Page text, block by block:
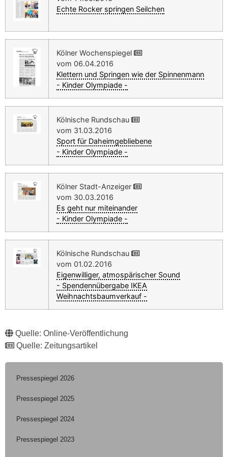
Echte Rocker springen Seilchen
Kölner Wochenspiegel
vom 06.04.2016
Klettern und Springen wie der Spinnenmann
- Kinder Olympiade -
Kölnische Rundschau
vom 31.03.2016
Sport für Daheimgebliebene
- Kinder Olympiade -
Kölner Stadt-Anzeiger
vom 30.03.2016
Es geht nur miteinander
- Kinder Olympiade -
Kölnische Rundschau
vom 01.02.2016
Eigenwilliger, atmospärischer Sound
- Spendennübergabe IKEA
Weihnachtsbaumverkauf -
Quelle: Online-Veröffentlichung
Quelle: Zeitungsartikel
Pressespiegel 2026
Pressespiegel 2025
Pressespiegel 2024
Pressespiegel 2023